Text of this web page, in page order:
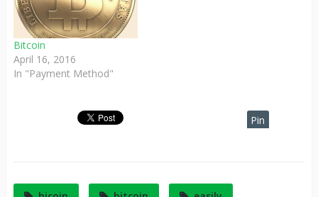
মধ্যে বিটকয়েন লেনদেন হলে এর
কেন্দ্রীয় সার্ভার ব্যবহারকারীর লেজার…
Bitcoin
April 16, 2016
In "Payment Method"
Pin